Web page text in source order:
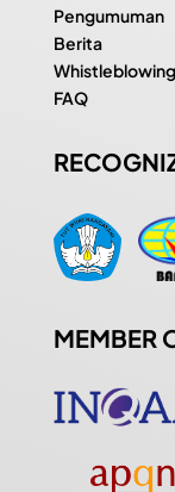
Pengumuman
Berita
Whistleblowing
FAQ
MEMBER